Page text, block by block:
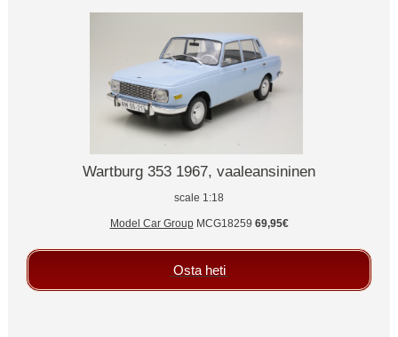
Wartburg 353 1967, vaaleansininen
scale 1:18
Model Car GroupMCG18259 69,95€
Osta heti